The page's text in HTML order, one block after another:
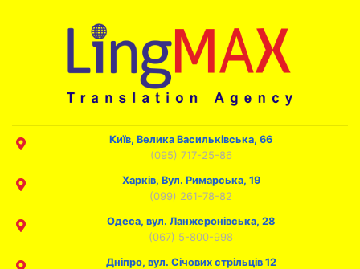
Київ, Велика Васильківська, 66
(095) 717-25-86
Харків, Вул. Римарська, 19
(099) 261-78-82
Одеса, вул. Ланжеронівська, 28
(067) 5-800-998
Дніпро, вул. Січових стрільців 12